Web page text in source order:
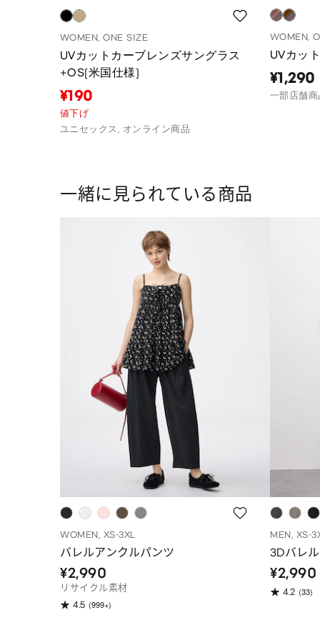
WOMEN, ONE SIZE
UVカットカーブレンズサングラス
+OS(米国仕様)
¥190
値下げ
ユニセックス, オンライン商品
WOMEN,
UVカッ
¥1,290
一部店舗商
一緒に見られている商品
WOMEN, XS-3XL
バレルアンクルパンツ
¥2,990
リサイクル素材
4.5 (999+)
MEN, XS-
3Dバレ
¥2,990
4.2 (33)